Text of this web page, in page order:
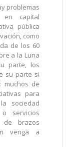
problemas
en capital
pública
como
de los 60
a la Luna
parte, los
su parte si
muchos de
para
sociedad
servicios
de brazos
venga a